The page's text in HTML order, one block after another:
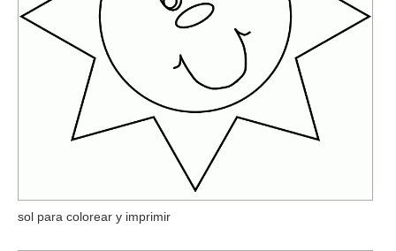
sol para colorear y imprimir